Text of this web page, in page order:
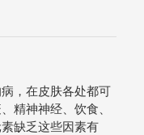
，在皮肤各处都可
精神神经、饮食、
缺乏这些因素有